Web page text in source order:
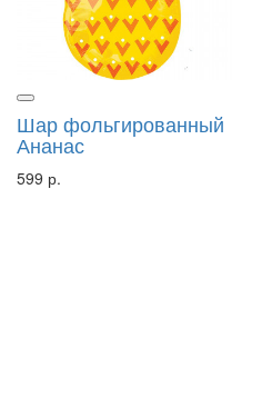
Шар фольгированный
Ананас
599 р.